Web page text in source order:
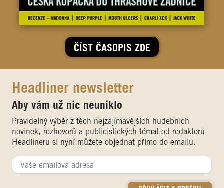
ČÍST ČASOPIS ZDE
Headliner newsletter
Aby vám už nic neuniklo
Pravidelný výběr z těch nejzajímavějších hudebních
novinek, rozhovorů a publicistických témat od redaktorů
Headlineru si nyní můžete objednat přímo do emailu.